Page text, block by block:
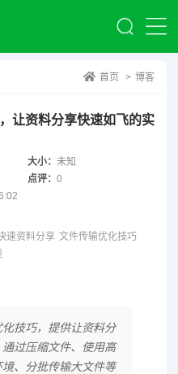
首页 > 博客
让资料分享快速如飞的实
大小：未知
点评：0
速资料分享 文件传输优化技巧
技巧，提供让资料分
过压缩文件、使用高
、分批传输大文件等